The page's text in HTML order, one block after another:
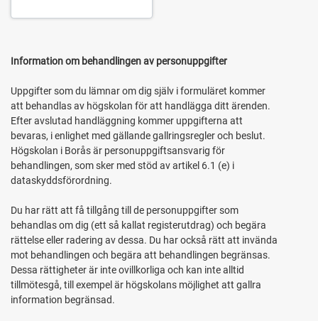
Information om behandlingen av personuppgifter
Uppgifter som du lämnar om dig själv i formuläret kommer
att behandlas av högskolan för att handlägga ditt ärenden.
Efter avslutad handläggning kommer uppgifterna att
bevaras, i enlighet med gällande gallringsregler och beslut.
Högskolan i Borås är personuppgiftsansvarig för
behandlingen, som sker med stöd av artikel 6.1 (e) i
dataskyddsförordning.
Du har rätt att få tillgång till de personuppgifter som
behandlas om dig (ett så kallat registerutdrag) och begära
rättelse eller radering av dessa. Du har också rätt att invända
mot behandlingen och begära att behandlingen begränsas.
Dessa rättigheter är inte ovillkorliga och kan inte alltid
tillmötesgå, till exempel är högskolans möjlighet att gallra
information begränsad.